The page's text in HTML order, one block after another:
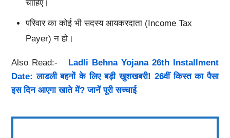
चाहिए।
परिवार का कोई भी सदस्य आयकरदाता (Income Tax
Payer) न हो।
Also Read:- Ladli Behna Yojana 26th Installment
Date: लाडली बहनों के लिए बड़ी खुशखबरी! 26वीं किस्त का पैसा
इस दिन आएगा खाते में? जानें पूरी सच्चाई